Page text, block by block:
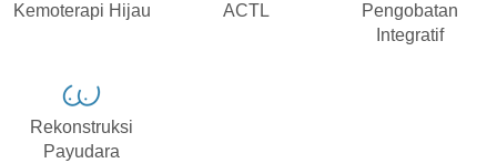
Kemoterapi Hijau ACTL
Pengobatan
Integratif
Rekonstruksi
Payudara